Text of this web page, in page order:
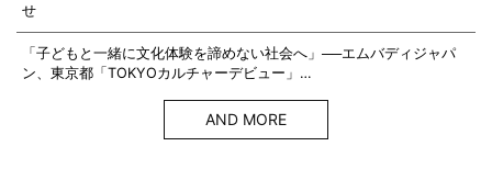
せ
「子どもと一緒に文化体験を諦めない社会へ」──エムバディジャパ
ン、東京都「TOKYOカルチャーデビュー」…
AND MORE